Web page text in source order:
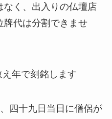
なく、出入りの仏壇店
牌代は分割できませ
年で刻銘します
四十九日当日に僧侶が